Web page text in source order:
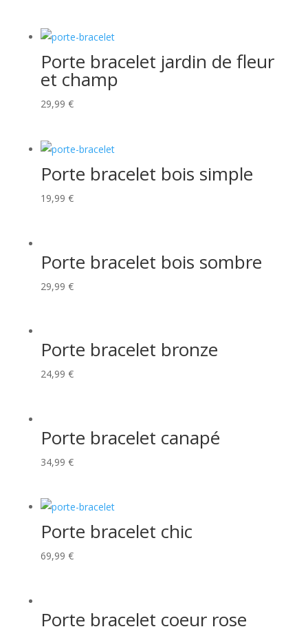
Porte bracelet jardin de fleur
et champ
29,99 €
Porte bracelet bois simple
19,99 €
Porte bracelet bois sombre
29,99 €
Porte bracelet bronze
24,99 €
Porte bracelet canapé
34,99 €
Porte bracelet chic
69,99 €
Porte bracelet coeur rose